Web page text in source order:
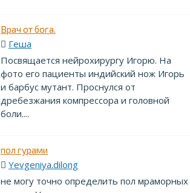
Врач от бога.
Геша
Посвящается нейрохирургу Игорю. На
фото его пациенты индийский нож Игорь
и барбус мутант. Проснулся от
дребезжания компрессора и головной
боли....
пол гурами
Yevgeniya.dilong
не могу точно определить пол мраморных